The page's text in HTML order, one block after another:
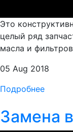
Это
целый ряд
масла и
05 Aug 2018
Подробнее
Замена